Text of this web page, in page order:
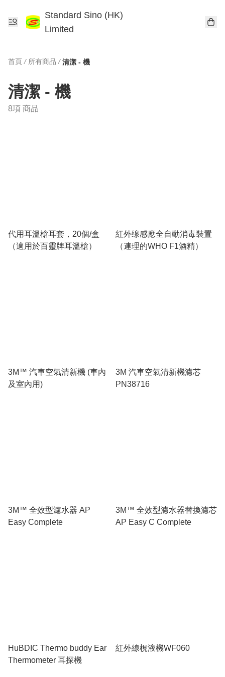
Standard Sino (HK)
Limited
首頁 / 所有商品 / 清潔 - 機
清潔 - 機
8項 商品
代用耳溫槍耳套，20個/盒
（適用於百靈牌耳溫槍）
紅外缐感應全自動消毒裝置
（連理的WHO F1酒精）
3M™ 汽車空氣清新機 (車內
及室內用)
3M 汽車空氣清新機濾芯
PN38716
3M™ 全效型濾水器 AP
Easy Complete
3M™ 全效型濾水器替換濾芯
AP Easy C Complete
HuBDIC Thermo buddy Ear
Thermometer 耳探機
紅外線梘液機WF060